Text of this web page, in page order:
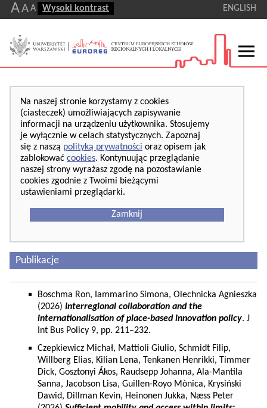
AA A Wysoki kontrast ENGLISH
Na naszej stronie korzystamy z cookies
(ciasteczek) umożliwiających zapisywanie
informacji na urządzeniu użytkownika. Stosujemy
je wyłącznie w celach statystycznych. Zapoznaj
się z naszą polityką prywatności oraz opisem jak
zablokować cookies. Kontynuując przeglądanie
naszej strony wyrażasz zgodę na pozostawianie
cookies zgodnie z Twoimi bieżącymi
ustawieniami przeglądarki.
Zamknij
Publikacje
Boschma Ron, Iammarino Simona, Olechnicka Agnieszka
(2026) Interregional collaboration and the
internationalisation of place-based innovation policy. J
Int Bus Policy 9, pp. 211–232.
Czepkiewicz Michał, Mattioli Giulio, Schmidt Filip,
Willberg Elias, Kilian Lena, Tenkanen Henrikki, Timmer
Dick, Gosztonyi Ákos, Raudsepp Johanna, Ala-Mantila
Sanna, Jacobson Lisa, Guillen-Royo Mònica, Krysiński
Dawid, Dillman Kevin, Heinonen Jukka, Næss Peter